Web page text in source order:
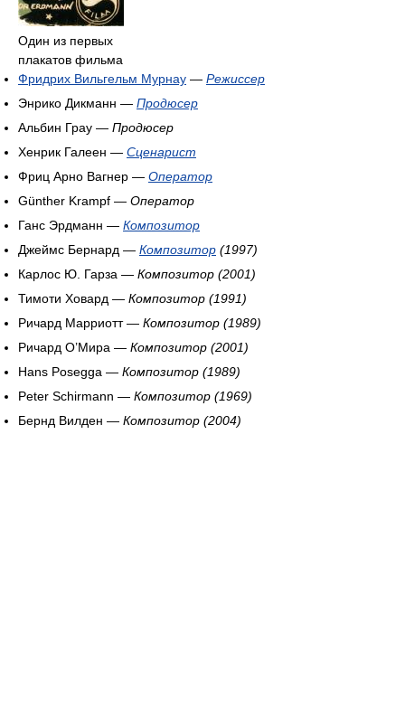
Один из первых
плакатов фильма
Фридрих Вильгельм Мурнау — Режиссер
Энрико Дикманн — Продюсер
Альбин Грау — Продюсер
Хенрик Галеен — Сценарист
Фриц Арно Вагнер — Оператор
Günther Krampf — Оператор
Ганс Эрдманн — Композитор
Джеймс Бернард — Композитор (1997)
Карлос Ю. Гарза — Композитор (2001)
Тимоти Ховард — Композитор (1991)
Ричард Марриотт — Композитор (1989)
Ричард О’Мира — Композитор (2001)
Hans Posegga — Композитор (1989)
Peter Schirmann — Композитор (1969)
Бернд Вилден — Композитор (2004)